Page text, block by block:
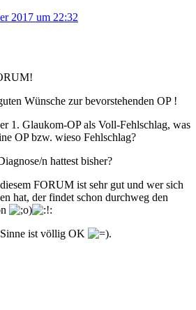
2017 um 22:32
Wünsche zur bevorstehenden OP !
1. Glaukom-OP als Voll-Fehlschlag, was
OP bzw. wieso Fehlschlag?
n hattest bisher?
FORUM ist sehr gut und wer sich
hat, der findet schon durchweg den
ist völlig OK
.